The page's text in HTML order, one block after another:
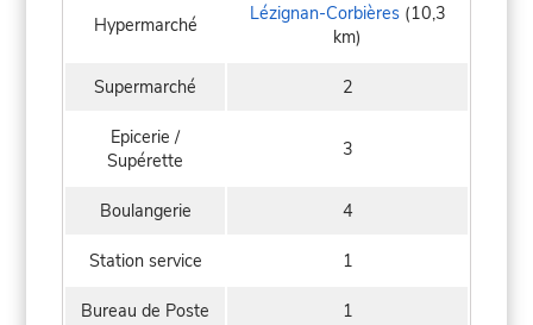
Hypermarché Lézignan-Corbières(10,3
km)
Supermarché 2
Epicerie /
Supérette
3
Boulangerie 4
Station service 1
Bureau de Poste 1